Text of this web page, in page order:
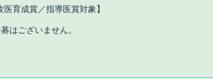
育成賞／指導医賞対象】
はございません。